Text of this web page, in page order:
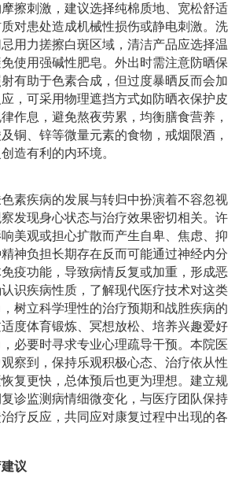
擦刺激，建议选择纯棉质地、宽松舒适
对患处造成机械性损伤或静电刺激。洗
用力搓擦白斑区域，清洁产品应选择温
使用强碱性肥皂。外出时需注意防晒保
有助于色素合成，但过度暴晒反而会加
，可采用物理遮挡方式如防晒衣保护皮
作息，避免熬夜劳累，均衡膳食营养，
铜、锌等微量元素的食物，戒烟限酒，
造有利的内环境。
素疾病的发展与转归中扮演着不容忽视
发现身心状态与治疗效果密切相关。许
美观或担心扩散而产生自卑、焦虑、抑
神负担长期存在反而可能通过神经内分
疫功能，导致病情反复或加重，形成恶
识疾病性质，了解现代医疗技术对这类
树立科学理性的治疗预期和战胜疾病的
度体育锻炼、冥想放松、培养兴趣爱好
必要时寻求专业心理疏导干预。本院医
察到，保持乐观积极心态、治疗依从性
复更快，总体预后也更为理想。建立规
诊监测病情细微变化，与医疗团队保持
疗反应，共同应对康复过程中出现的各
议